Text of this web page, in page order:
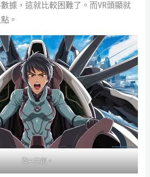
據，這就比較困難了。而VR頭顯就
。
與AI共創。